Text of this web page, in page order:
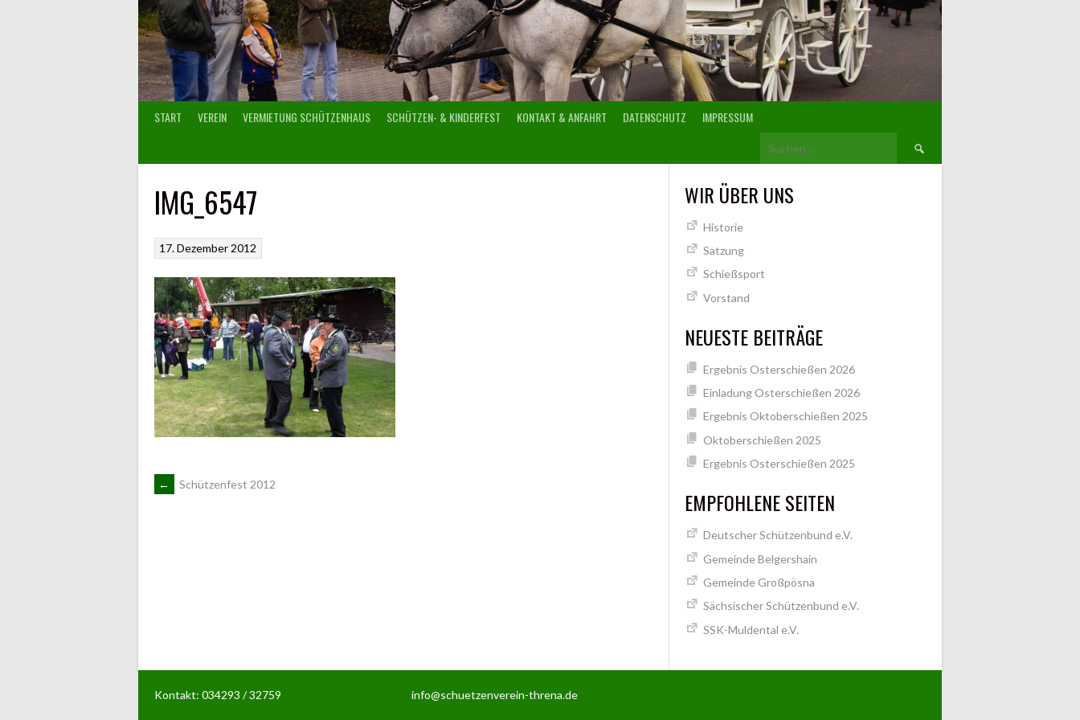
START VEREIN VERMIETUNG SCHÜTZENHAUS SCHÜTZEN- & KINDERFEST KONTAKT & ANFAHRT DATENSCHUTZ IMPRESSUM
Suchen
IMG_6547
17. Dezember 2012
ARTIKEL-
← Schützenfest 2012
WIR ÜBER UNS
Historie
Satzung
Schießsport
Vorstand
NEUESTE BEITRÄGE
Ergebnis Osterschießen 2026
Einladung Osterschießen 2026
Ergebnis Oktoberschießen 2025
Oktoberschießen 2025
Ergebnis Osterschießen 2025
EMPFOHLENE SEITEN
Deutscher Schützenbund e.V.
Gemeinde Belgershain
Gemeinde Großpösna
Sächsischer Schützenbund e.V.
SSK-Muldental e.V.
Kontakt: 034293 / 32759 info@schuetzenverein-threna.de